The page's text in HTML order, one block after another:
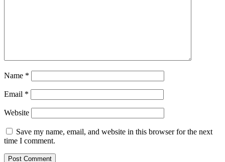
Name *
Email *
Website
Save my name, email, and website in this browser for the next
time I comment.